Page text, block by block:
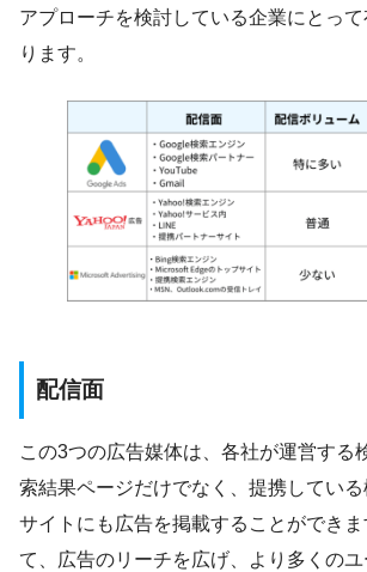
アプローチを検討している企業にとっ
ります。
配信面
この3つの広告媒体は、各社が運営する
索結果ページだけでなく、提携してい
サイトにも広告を掲載することができ
て、広告のリーチを広げ、より多くの